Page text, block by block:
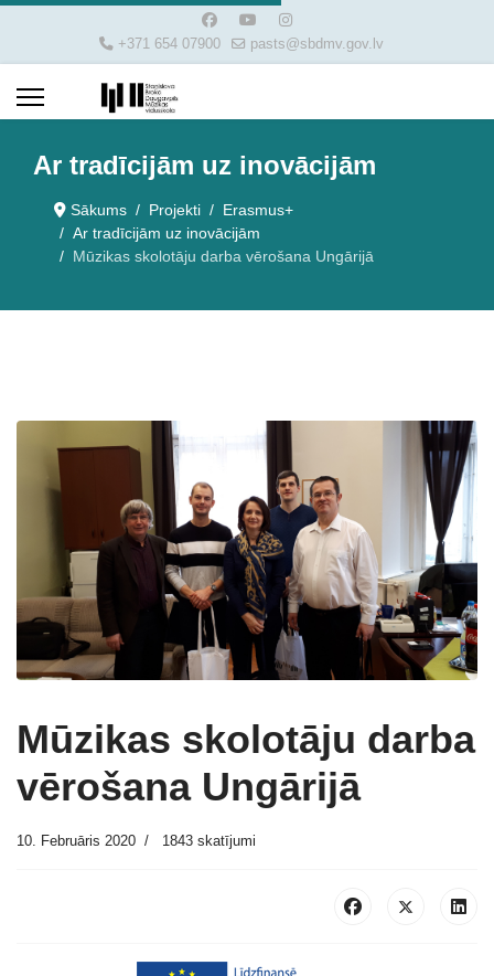
+371 654 07900 pasts@sbdmv.gov.lv
Ar tradīcijām uz inovācijām
Sākums Projekti
Erasmus+
Ar tradīcijām uz inovācijām
Mūzikas skolotāju darba vērošana Ungārijā
Mūzikas skolotāju darba
vērošana Ungārijā
10. Februāris 2020 1843 skatījumi